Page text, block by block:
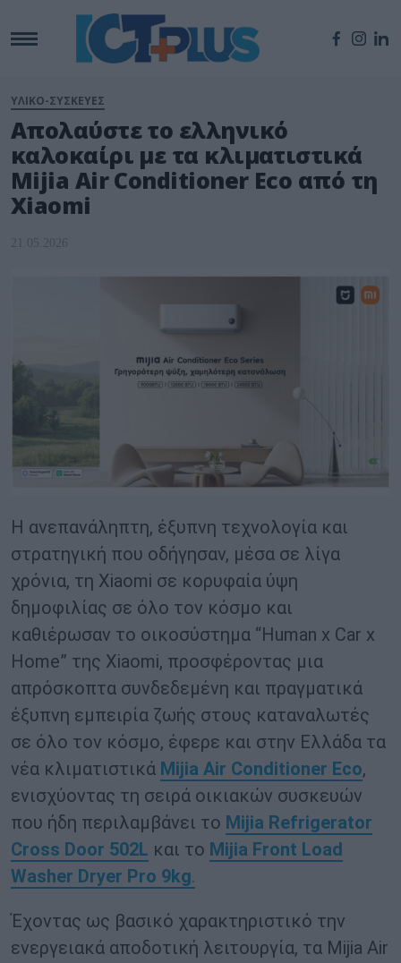
ΥΛΙΚΟ-ΣΥΣΚΕΥΕΣ
Απολαύστε το ελληνικό
καλοκαίρι με τα κλιματιστικά
Mijia Air Conditioner Eco από τη
Xiaomi
21.05.2026
Η ανεπανάληπτη, έξυπνη τεχνολογία και
στρατηγική που οδήγησαν, μέσα σε λίγα
χρόνια, τη Xiaomi σε κορυφαία ύψη
δημοφιλίας σε όλο τον κόσμο και
καθιέρωσαν το οικοσύστημα “Human x Car x
Home” της Xiaomi, προσφέροντας μια
απρόσκοπτα συνδεδεμένη και πραγματικά
έξυπνη εμπειρία ζωής στους καταναλωτές
σε όλο τον κόσμο, έφερε και στην Ελλάδα τα
νέα κλιματιστικά Mijia Air Conditioner Eco,
ενισχύοντας τη σειρά οικιακών συσκευών
που ήδη περιλαμβάνει το Mijia Refrigerator
Cross Door 502L και το M ijia Front Load
Washer Dryer Pro 9kg.
Έχοντας ως βασικό χαρακτηριστικό την
ενεργειακά αποδοτική λειτουργία, τα Mijia Air